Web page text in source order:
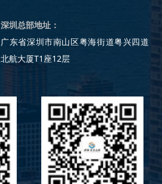
深圳总部地址：
广东省深圳市南山区粤海街道粤兴四道
北航大厦T1座12层